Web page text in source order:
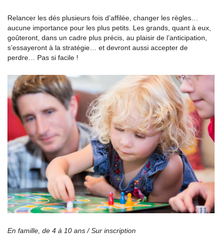
Relancer les dés plusieurs fois d’affilée, changer les règles…
aucune importance pour les plus petits. Les grands, quant à eux,
goûteront, dans un cadre plus précis, au plaisir de l’anticipation,
s’essayeront à la stratégie… et devront aussi accepter de
perdre… Pas si facile !
En famille, de 4 à 10 ans /Sur inscription